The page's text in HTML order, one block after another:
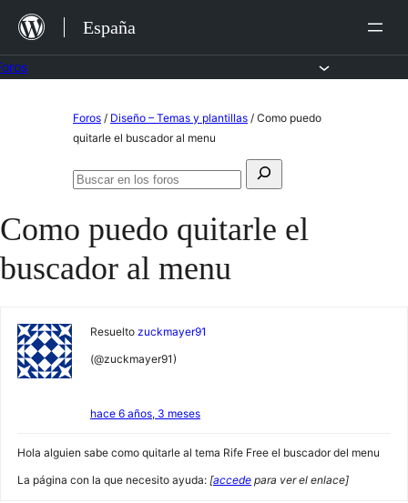
Saltar
contenido
España
Foros / Diseño – Temas y plantillas / Como puedo
quitarle el buscador al menu
Buscar:
Buscar
foros
Como puedo quitarle el
buscador al menu
Resuelto zuckmayer91
(@zuckmayer91)
hace 6 años, 3 meses
Hola alguien sabe como quitarle al tema Rife Free el buscador del menu
La página con la que necesito ayuda: [accede para ver el enlace]